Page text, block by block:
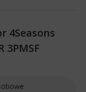
4Seasons
3PMSF